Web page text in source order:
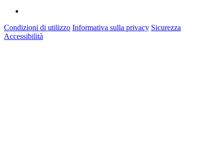
Condizioni di utilizzo Informativa sulla privacy Sicurezza
Accessibilità